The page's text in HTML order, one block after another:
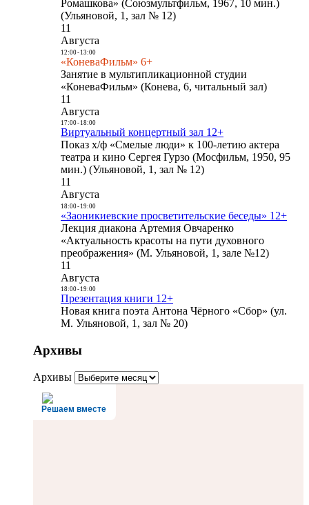
Ромашкова» (Союзмультфильм, 1967, 10 мин.)
(Ульяновой, 1, зал № 12)
11
Августа
12:00- 13:00
«КоневаФильм» 6+
Занятие в мультипликационной студии
«КоневаФильм» (Конева, 6, читальный зал)
11
Августа
17:00- 18:00
Виртуальный концертный зал 12+
Показ х/ф «Смелые люди» к 100-летию актера
театра и кино Сергея Гурзо (Мосфильм, 1950, 95
мин.) (Ульяновой, 1, зал № 12)
11
Августа
18:00- 19:00
«Заоникиевские просветительские беседы» 12+
Лекция диакона Артемия Овчаренко
«Актуальность красоты на пути духовного
преображения» (М. Ульяновой, 1, зале №12)
11
Августа
18:00- 19:00
Презентация книги 12+
Новая книга поэта Антона Чёрного «Сбор» (ул.
М. Ульяновой, 1, зал № 20)
Архивы
Архивы
Решаем вместе